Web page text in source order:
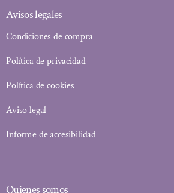
Avisos legales
Condiciones de compra
Política de privacidad
Política de cookies
Aviso legal
Informe de accesibilidad
Quienes somos